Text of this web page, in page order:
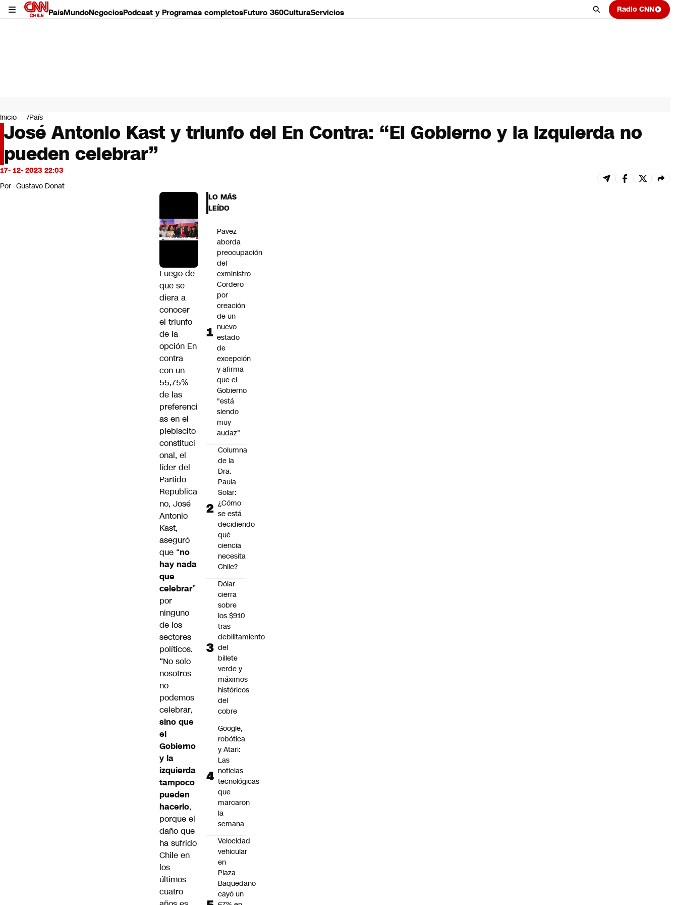
PaísMundoNegociosPodcast y Programas completosFuturo 360CulturaServicios Radio CNN
Mundo
Negocios
Deportes
Programas completos
Cultura
Servicios
Bits
CNN Data
Inicio País
José Antonio Kast y triunfo del En Contra: “El Gobierno y la izquierda no
pueden celebrar”
17- 12- 2023 22:03
Por Gustavo Donat
Luego de
que se
diera a
conocer
el triunfo
de la
opción En
contra
con un
55,75%
de las
preferenci
as en el
plebiscito
constituci
onal, el
líder del
Partido
Republica
no, José
Antonio
Kast,
aseguró
que “no
hay nada
que
celebrar”
por
ninguno
de los
sectores
políticos.
“No solo
nosotros
no
podemos
celebrar,
sino que
el
Gobierno
y la
izquierda
tampoco
pueden
hacerlo,
porque el
daño que
ha sufrido
Chile en
los
últimos
cuatro
LO MÁS
LEÍDO
Pavez
aborda
preocupación
del
exministro
Cordero
por
creación
de un
nuevo
estado
de
excepción
y afirma
que el
Gobierno
"está
siendo
muy
audaz"
Columna
de la
Dra.
Paula
Solar:
¿Cómo
se está
decidiendo
qué
ciencia
necesita
Chile?
Dólar
cierra
sobre
los $910
tras
debilitamiento
del
billete
verde y
máximos
históricos
del
cobre
Google,
robótica
y Atari:
Las
noticias
tecnológicas
que
marcaron
la
semana
Velocidad
vehicular
en
Plaza
Baquedano
cayó un